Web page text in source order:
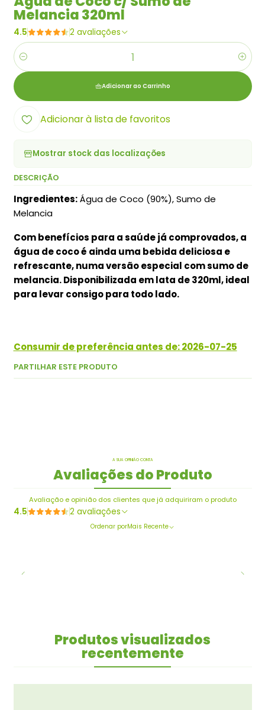
Melancia 320ml
4.5 2 avaliações
Quantidade
Adicionar ao Carrinho
Adicionar à lista de favoritos
Mostrar stock das localizações
DESCRIÇÃO
Ingredientes:Água de Coco (90%), Sumo de
Melancia
Com benefícios para a saúde já comprovados, a
água de coco é ainda uma bebida deliciosa e
refrescante, numa versão especial com sumo de
melancia. Disponibilizada em lata de 320ml, ideal
para levar consigo para todo lado.
Consumir de preferência antes de: 2026-07-25
PARTILHAR ESTE PRODUTO
A SUA OPINIÃO CONTA
Avaliações do Produto
Avaliação e opinião dos clientes que já adquiriram o produto
4.5 2 avaliações
Ordenar porMais Recente
Produtos visualizados
recentemente